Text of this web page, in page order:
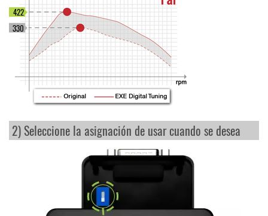
330
422
2) Seleccione la asignación de usar cuando se desea